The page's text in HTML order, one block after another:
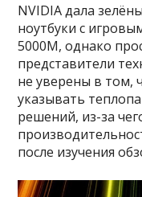
NVIDIA дала
ноутбуки с
5000M, однако
представители
не уверены в том,
указывать
решений, из-за
после изучения